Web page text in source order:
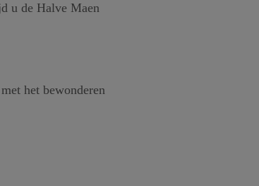
u de Halve Maen
het bewonderen